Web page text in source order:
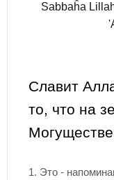
Sabbaĥa
Славит
то, что на
1. Это -